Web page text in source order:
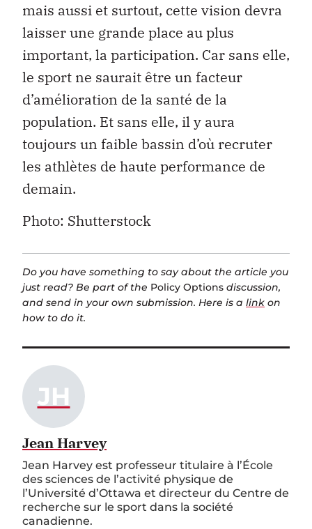
mais aussi et surtout, cette vision devra
laisser une grande place au plus
important, la participation. Car sans elle,
le sport ne saurait être un facteur
d’amélioration de la santé de la
population. Et sans elle, il y aura
toujours un faible bassin d’où recruter
les athlètes de haute performance de
demain.
Photo: Shutterstock
Do you have something to say about the article you
just read? Be part of the Policy Options discussion,
and send in your own submission. Here is a link on
how to do it.
JH
Jean Harvey
Jean Harvey est professeur titulaire à l’École
des sciences de l’activité physique de
l’Université d’Ottawa et directeur du Centre de
recherche sur le sport dans la société
canadienne.